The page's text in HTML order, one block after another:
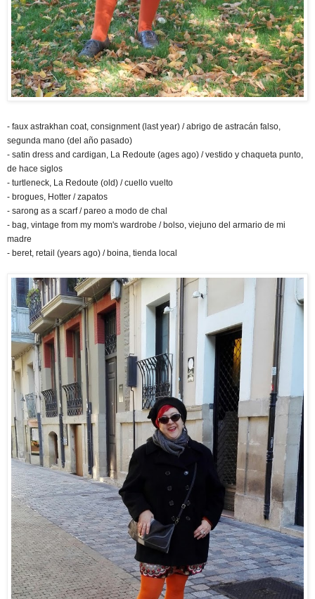
- faux astrakhan coat, consignment (last year) / abrigo de astracán falso,
segunda mano (del año pasado)
- satin dress and cardigan, La Redoute (ages ago) / vestido y chaqueta punto,
de hace siglos
- turtleneck, La Redoute (old) / cuello vuelto
- brogues, Hotter / zapatos
- sarong as a scarf / pareo a modo de chal
- bag, vintage from my mom's wardrobe / bolso, viejuno del armario de mi
madre
- beret, retail (years ago) / boina, tienda local